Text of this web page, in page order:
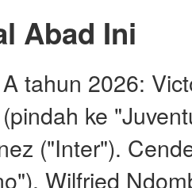
Abad Ini
tahun 2026:
ke
("Inter").
Wilfried